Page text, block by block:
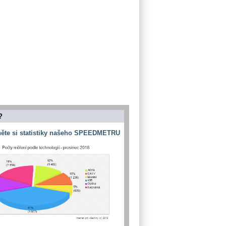
si statistiky našeho SPEEDMETRU